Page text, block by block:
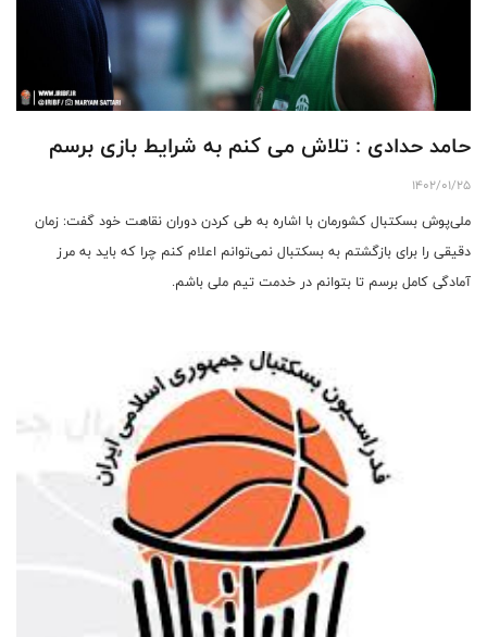
حامد حدادی : تلاش می کنم به شرایط بازی برسم
1402/01/25
ملی‌پوش بسکتبال کشورمان با اشاره به طی کردن دوران نقاهت خود گفت: زمان
دقیقی را برای بازگشتم به بسکتبال نمی‌توانم اعلام کنم چرا که باید به مرز
آمادگی کامل برسم تا بتوانم در خدمت تیم ملی باشم.